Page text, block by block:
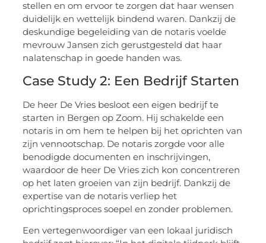
stellen en om ervoor te zorgen dat haar wensen
duidelijk en wettelijk bindend waren. Dankzij de
deskundige begeleiding van de notaris voelde
mevrouw Jansen zich gerustgesteld dat haar
nalatenschap in goede handen was.
Case Study 2: Een Bedrijf Starten
De heer De Vries besloot een eigen bedrijf te
starten in Bergen op Zoom. Hij schakelde een
notaris in om hem te helpen bij het oprichten van
zijn vennootschap. De notaris zorgde voor alle
benodigde documenten en inschrijvingen,
waardoor de heer De Vries zich kon concentreren
op het laten groeien van zijn bedrijf. Dankzij de
expertise van de notaris verliep het
oprichtingsproces soepel en zonder problemen.
Een vertegenwoordiger van een lokaal juridisch